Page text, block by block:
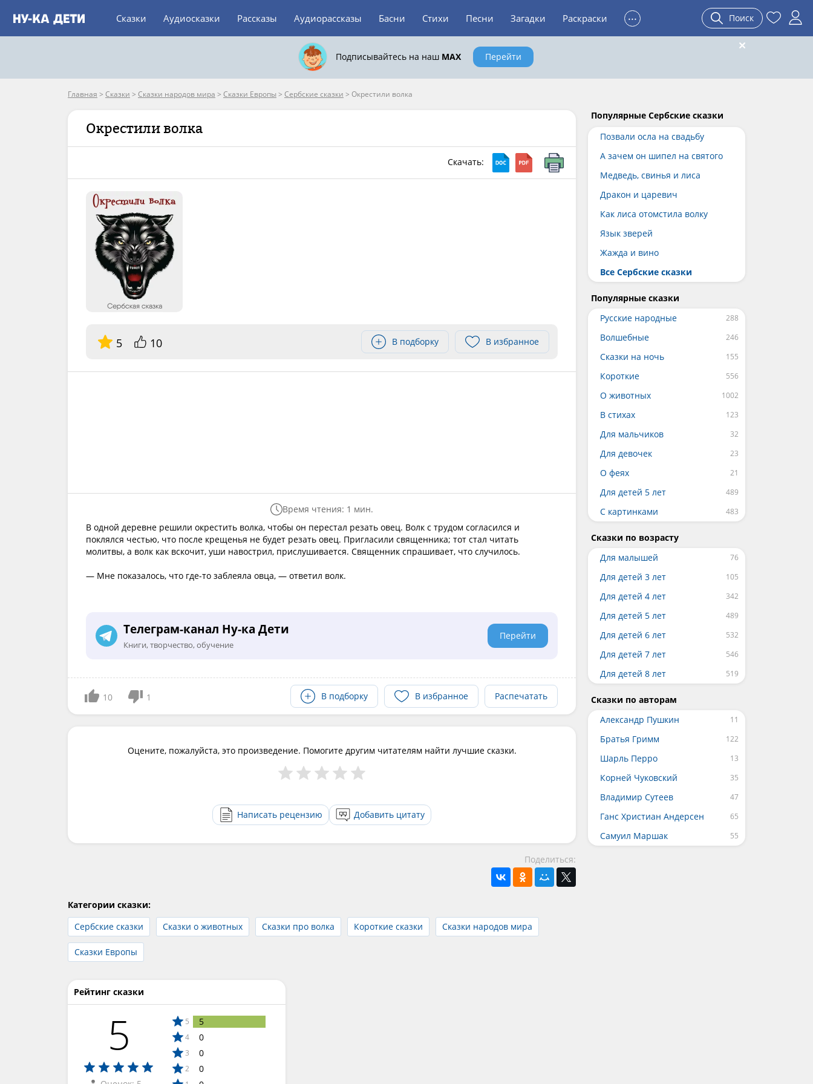
Сказки Аудиосказки Рассказы Аудиорассказы Басни Стихи Песни Загадки Раскраски ... Поиск
Подписывайтесь на наш MAX Перейти
Главная > Сказки > Сказки народов мира > Сказки Европы > Сербские сказки > Окрестили волка
Окрестили волка
Скачать:
5 10 В подборку В избранное
Время чтения: 1 мин.
В одной деревне решили окрестить волка, чтобы он перестал резать овец. Волк с трудом согласился и
поклялся честью, что после крещенья не будет резать овец. Пригласили священника; тот стал читать
молитвы, а волк как вскочит, уши навострил, прислушивается. Священник спрашивает, что случилось.
— Мне показалось, что где-то заблеяла овца, — ответил волк.
Телеграм-канал Ну-ка Дети
Книги, творчество, обучение
Перейти
10 1 В подборку В избранное Распечатать
Оцените, пожалуйста, это произведение. Помогите другим читателям найти лучшие сказки.
Написать рецензию Добавить цитату
Поделиться:
Категории сказки:
Сербские сказки
Сказки о животных Сказки про волка Короткие сказки Сказки народов мира
Сказки Европы
Рейтинг сказки
5 5 5
4 0
3 0
2 0
Популярные Сербские сказки
Позвали осла на свадьбу
А зачем он шипел на святого
Медведь, свинья и лиса
Дракон и царевич
Как лиса отомстила волку
Язык зверей
Жажда и вино
Все Сербские сказки
Популярные сказки
Русские народные
Волшебные
Сказки на ночь
Короткие
О животных
В стихах
Для мальчиков
Для девочек
О феях
Для детей 5 лет
С картинками
Сказки по возрасту
Для малышей
Для детей 3 лет
Для детей 4 лет
Для детей 5 лет
Для детей 6 лет
Для детей 7 лет
Для детей 8 лет
Сказки по авторам
Александр Пушкин
Братья Гримм
Шарль Перро
Корней Чуковский
Владимир Сутеев
Ганс Христиан Андерсен
Самуил Маршак